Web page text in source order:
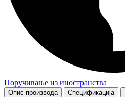
Поручивање из иностранства
Опис производа Спецификација